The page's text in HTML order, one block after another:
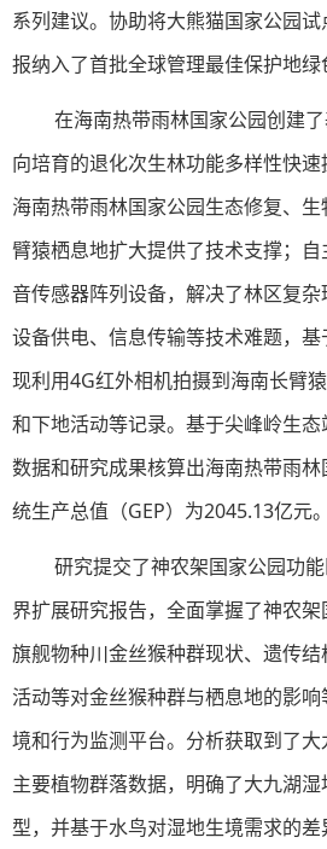
系列建议。协助将大熊猫国家公园
报纳入了首批全球管理最佳保护地绿
在海南热带雨林国家公园创建
向培育的退化次生林功能多样性快
海南热带雨林国家公园生态修复、
臂猿栖息地扩大提供了技术支撑；
音传感器阵列设备，解决了林区复杂
设备供电、信息传输等技术难题，
现利用4G红外相机拍摄到海南长臂
和下地活动等记录。基于尖峰岭生
数据和研究成果核算出海南热带雨
统生产总值（GEP）为2045.13亿元。
研究提交了神农架国家公园功
界扩展研究报告，全面掌握了神农
旗舰物种川金丝猴种群现状、遗传
活动等对金丝猴种群与栖息地的影
境和行为监测平台。分析获取到了
主要植物群落数据，明确了大九湖
型，并基于水鸟对湿地生境需求的